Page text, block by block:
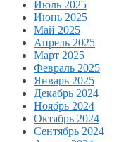
Июль 2025
Июнь 2025
Май 2025
Апрель 2025
Март 2025
Февраль 2025
Январь 2025
Декабрь 2024
Ноябрь 2024
Октябрь 2024
Сентябрь 2024